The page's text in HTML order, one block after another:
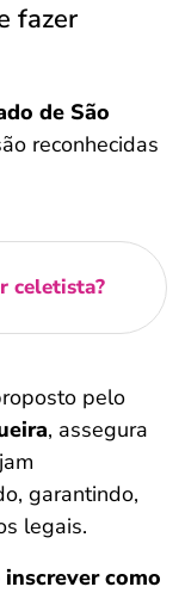
fazer
de São
reconhecidas
celetista?
pelo
, assegura
garantindo,
legais.
como